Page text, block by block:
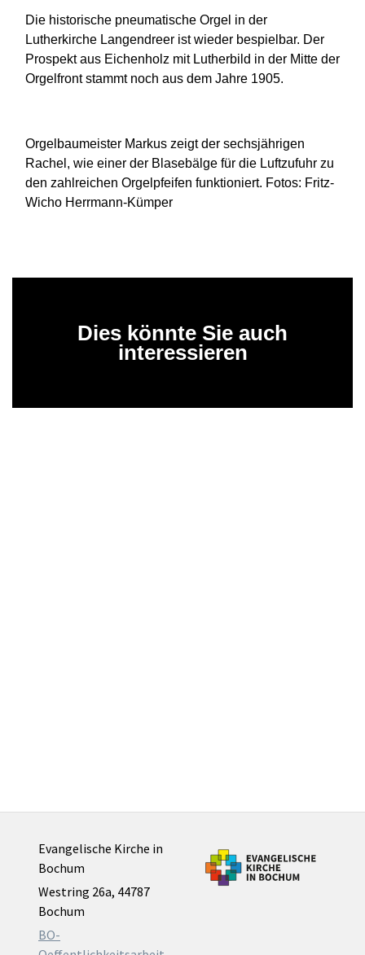
Die historische pneumatische Orgel in der
Lutherkirche Langendreer ist wieder bespielbar. Der
Prospekt aus Eichenholz mit Lutherbild in der Mitte der
Orgelfront stammt noch aus dem Jahre 1905.
Orgelbaumeister Markus zeigt der sechsjährigen
Rachel, wie einer der Blasebälge für die Luftzufuhr zu
den zahlreichen Orgelpfeifen funktioniert. Fotos: Fritz-
Wicho Herrmann-Kümper
Dies könnte Sie auch
interessieren
Evangelische Kirche in
Bochum
Westring 26a, 44787
Bochum
BO-